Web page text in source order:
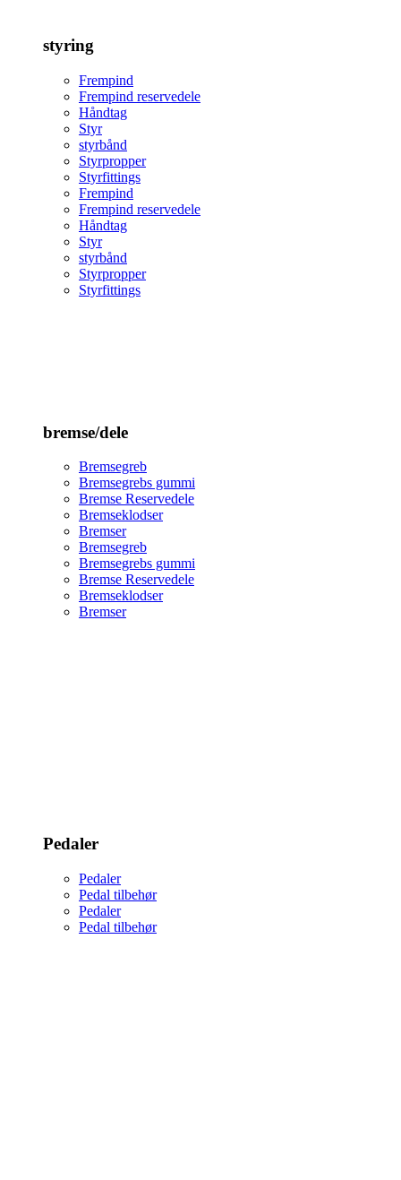
styring
Frempind
Frempind reservedele
Håndtag
Styr
styrbånd
Styrpropper
Styrfittings
Frempind
Frempind reservedele
Håndtag
Styr
styrbånd
Styrpropper
Styrfittings
bremse/dele
Bremsegreb
Bremsegrebs gummi
Bremse Reservedele
Bremseklodser
Bremser
Bremsegreb
Bremsegrebs gummi
Bremse Reservedele
Bremseklodser
Bremser
Pedaler
Pedaler
Pedal tilbehør
Pedaler
Pedal tilbehør